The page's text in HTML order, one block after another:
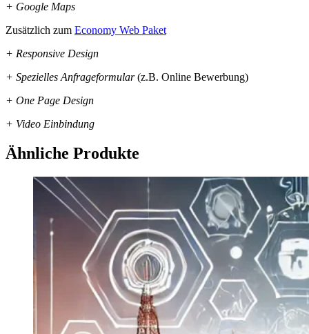
+ Google Maps
Zusätzlich zum Economy Web Paket
+ Responsive Design
+ Spezielles Anfrageformular(z.B. Online Bewerbung)
+ One Page Design
+ Video Einbindung
Ähnliche Produkte